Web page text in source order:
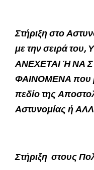
Στήριξη στο
με την σειρά
ΑΝΕΧΕΤΑΙ Ή ΝΑ
ΦΑΙΝΟΜΕΝΑ που
πεδίο της
Αστυνομίας ή
Στήριξη στους